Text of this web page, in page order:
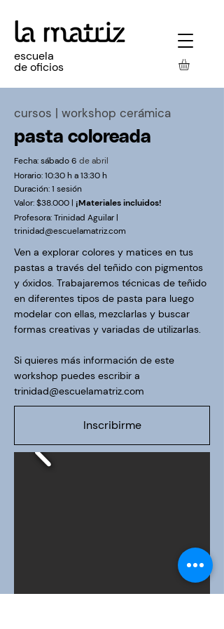
escuela
de oficios
cursos | workshop cerámica
pasta coloreada
Fecha:sábado6 de abril
Horario: 10:30 h a 13:30 h
Duración: 1 sesión
Valor:$38.000 | ¡Materiales incluidos!
Profesora: Trinidad Aguilar |
trinidad@escuelamatriz.com
Ven a explorar colores y matices en tus
pastas a través del teñido con pigmentos
y óxidos. Trabajaremos técnicas de teñido
en diferentes tipos de pasta para luego
modelar con ellas, mezclarlas y buscar
formas creativas y variadas de utilizarlas.
Si quieres más información de este
workshop puedes escribir a
trinidad@escuelamatriz.com
Inscribirme